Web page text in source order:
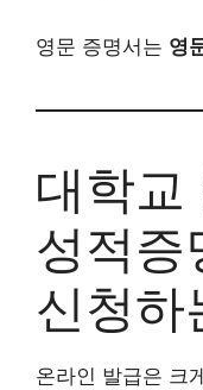
영문 증명서는 영
대학교
성적증
신청하
온라인 발급은 크